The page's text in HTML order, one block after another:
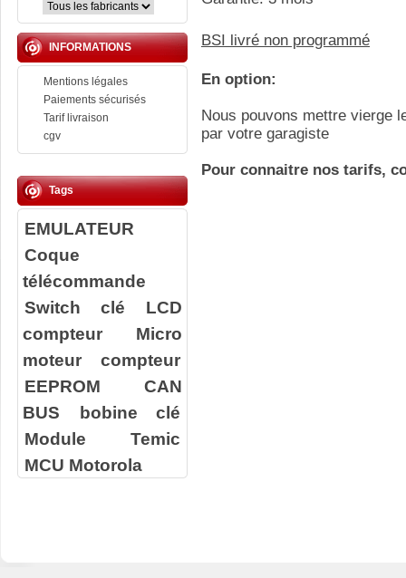
INFORMATIONS
Mentions légales
Paiements sécurisés
Tarif livraison
cgv
Tags
EMULATEUR
Coque
télécommande
Switch clé
LCD
compteur
Micro
moteur compteur
EEPROM
CAN
BUS
bobine clé
Module Temic
MCU Motorola
BSI livré non programmé
En option:
Nous pouvons mettre vierge
par votre garagiste
Pour connaitre nos tarifs,